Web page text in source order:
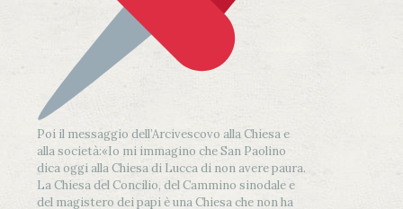
Poi il messaggio dell’Arcivescovo alla Chiesa e
alla società:«Io mi immagino che San Paolino
dica oggi alla Chiesa di Lucca di non avere paura.
La Chiesa del Concilio, del Cammino sinodale e
del magistero dei papi è una Chiesa che non ha